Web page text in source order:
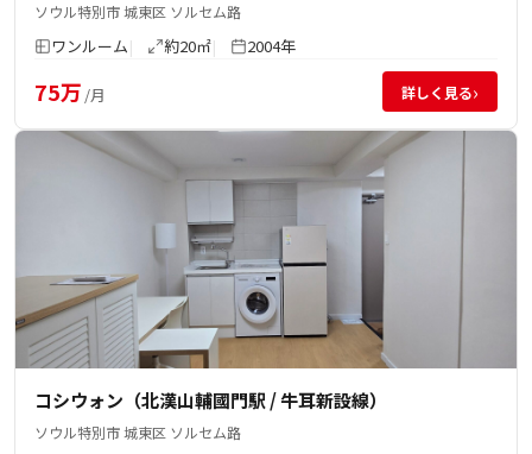
ソウル特別市 城東区 ソルセム路
ワンルーム 約20㎡ 2004年
75万 /月 詳しく見る›
コシウォン（北漢山輔國門駅 / 牛耳新設線）
ソウル特別市 城東区 ソルセム路